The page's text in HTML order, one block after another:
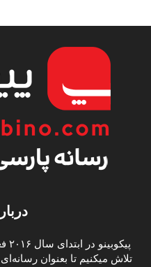
تلاش میکنیم تا بعنوان